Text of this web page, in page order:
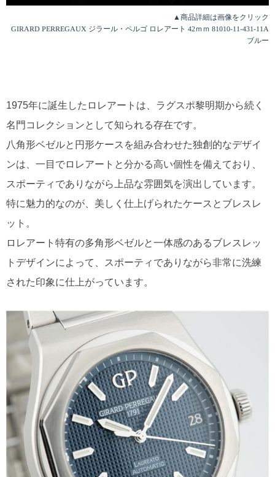
▲商品詳細は画像をクリック
GIRARD PERREGAUX ジラール・ペルゴ ロレアート 42ｍｍ 81010-11-431-11A
ブルー
1975年に誕生したロレアートは、ラグスポ黎明期から続く
名門コレクションとして知られる存在です。
八角形ベゼルと円形ケースを組み合わせた独創的なデザイ
ンは、一目でロレアートと分かる高い個性を備えており、
スポーティでありながら上品な雰囲気を演出しています。
特に魅力的なのが、美しく仕上げられたケースとブレスレ
ット。
ロレアート特有の多角形ベゼルと一体感のあるブレスレッ
トデザインによって、スポーティでありながら非常に洗練
された印象に仕上がっています。